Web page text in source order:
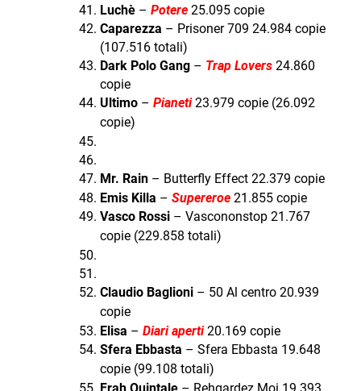
Luchè – Potere25.095 copie
Caparezza – Prisoner 709 24.984 copie
(107.516 totali)
Dark Polo Gang – Trap Lovers24.860
copie
Ultimo – Pianeti 23.979 copie (26.092
copie)
Mr. Rain– Butterfly Effect 22.379 copie
Emis Killa – Supereroe21.855 copie
Vasco Rossi– Vascononstop 21.767
copie (229.858 totali)
Claudio Baglioni – 50 Al centro 20.939
copie
Elisa – Diari aperti 20.169 copie
Sfera Ebbasta – Sfera Ebbasta 19.648
copie (99.108 totali)